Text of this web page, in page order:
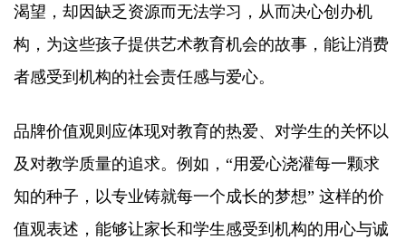
渴望，却因缺乏资源而无法学习，从而决心创办机
构，为这些孩子提供艺术教育机会的故事，能让消费
者感受到机构的社会责任感与爱心。​
品牌价值观则应体现对教育的热爱、对学生的关怀以
及对教学质量的追求。例如，“用爱心浇灌每一颗求
知的种子，以专业铸就每一个成长的梦想” 这样的价
值观表述，能够让家长和学生感受到机构的用心与诚